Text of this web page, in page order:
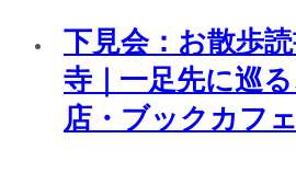
下見会：お散歩
寺｜一足先に巡
店・ブックカフェ